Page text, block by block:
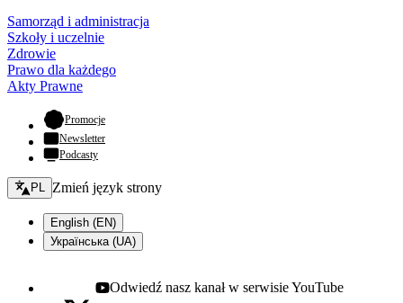
Samorząd i administracja
Szkoły i uczelnie
Zdrowie
Prawo dla każdego
Akty Prawne
Promocje- otwiera się w nowej karcie
Newsletter
Podcasty
Zmień język - bieżący:
PL Zmień język strony
English (EN)
Українська (UA)
Youtube - otwiera się w nowej karcie
Odwiedź nasz kanał w serwisie YouTube